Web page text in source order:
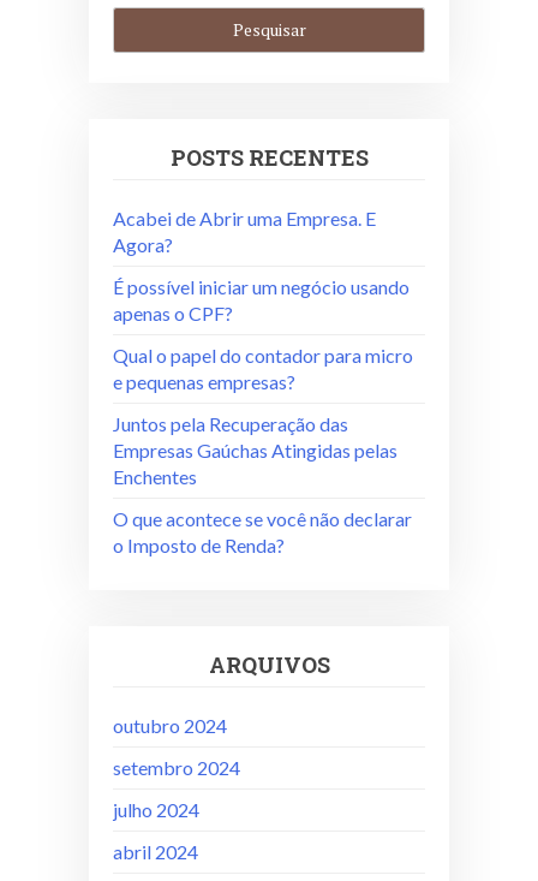
POSTS RECENTES
Acabei de Abrir uma Empresa. E
Agora?
É possível iniciar um negócio usando
apenas o CPF?
Qual o papel do contador para micro
e pequenas empresas?
Juntos pela Recuperação das
Empresas Gaúchas Atingidas pelas
Enchentes
O que acontece se você não declarar
o Imposto de Renda?
ARQUIVOS
outubro 2024
setembro 2024
julho 2024
abril 2024